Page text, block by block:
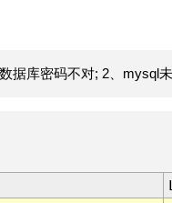
据库密码不对; 2、mysql未